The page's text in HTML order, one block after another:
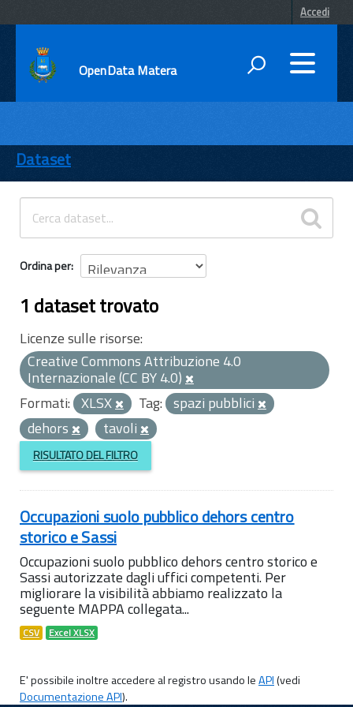
Accedi
OpenData Matera
ENTI
TEMI
INFORMAZIONI
Dataset
Ordina per
1 dataset trovato
Licenze sulle risorse:
Creative Commons Attribuzione 4.0
Internazionale (CC BY 4.0)
Formati: XLSX Tag: spazi pubblici
dehors
tavoli
RISULTATO DEL FILTRO
Occupazioni suolo pubblico dehors centro
storico e Sassi
Occupazioni suolo pubblico dehors centro storico e
Sassi autorizzate dagli uffici competenti. Per
migliorare la visibilità abbiamo realizzato la
seguente MAPPA collegata...
CSV Excel XLSX
E' possibile inoltre accedere al registro usando leAPI(vedi
Documentazione API).